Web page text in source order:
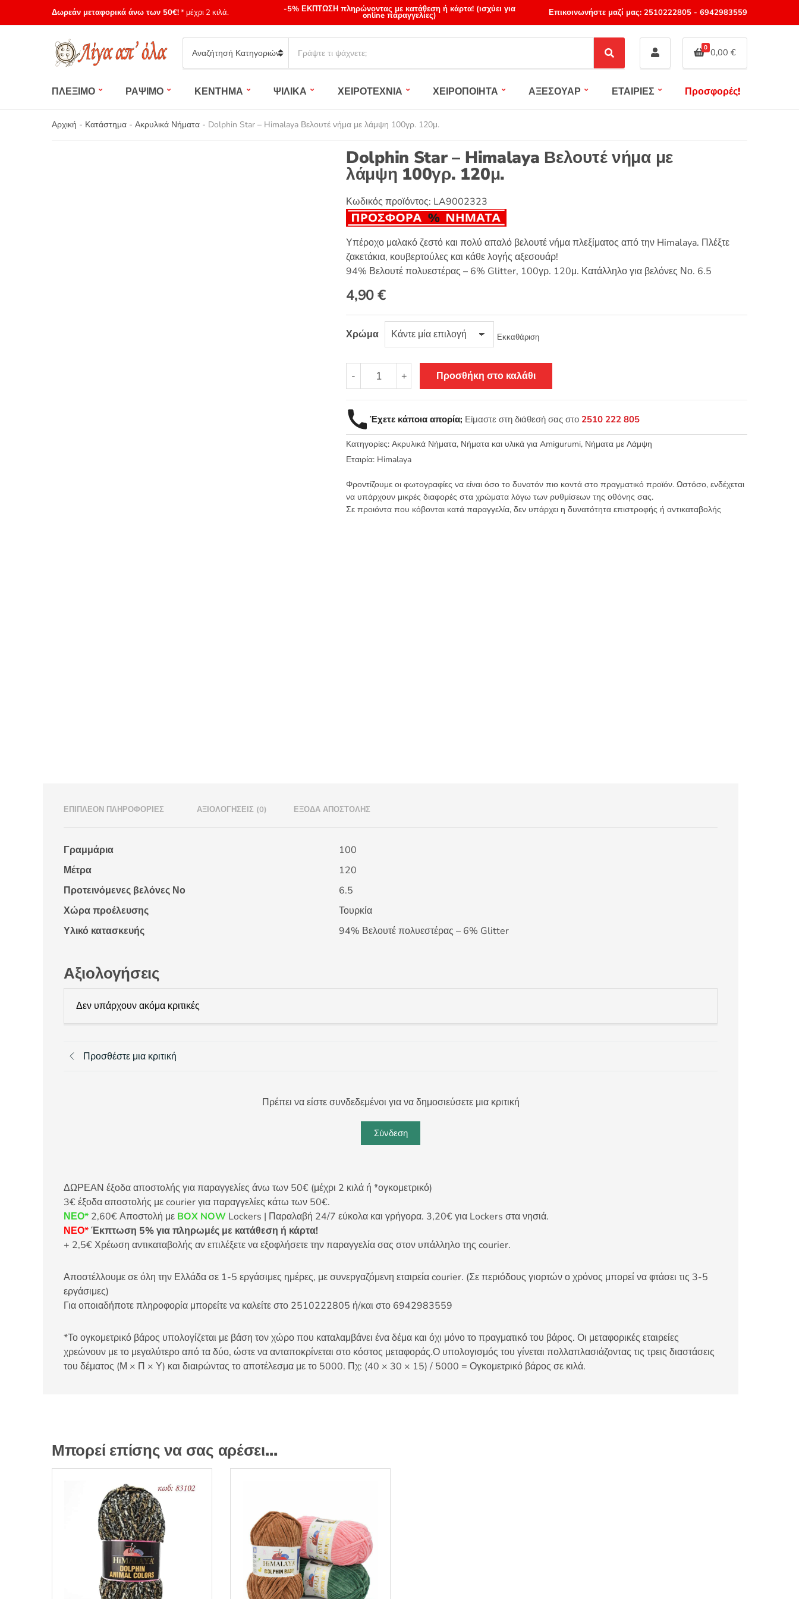
Δωρεάν μεταφορικά άνω των 50€!* μέχρι 2 κιλά. -5% ΕΚΠΤΩΣΗ πληρώνοντας με κατάθεση ή κάρτα! (ισχύει για
online παραγγελίες) Επικοινωνήστε μαζί μας: 2510222805- 6942983559
Category
name
a
c
h
p
S
e
c
0 0,00 €
ΠΛΕΞΙΜΟ ΡΑΨΙΜΟ ΚΕΝΤΗΜΑ ΨΙΛΙΚΑ ΧΕΙΡΟΤΕΧΝΙΑ ΧΕΙΡΟΠΟΙΗΤΑ ΑΞΕΣΟΥΑΡ ΕΤΑΙΡΙΕΣ Προσφορές!
Αρχική - Κατάστημα - Ακρυλικά Νήματα - Dolphin Star – Himalaya Βελουτέ νήμα με λάμψη 100γρ. 120μ.
Dolphin Star – Himalaya Βελουτέ νήμα με
λάμψη 100γρ. 120μ.
Κωδικός προϊόντος: LA9002323
Υπέροχο μαλακό ζεστό και πολύ απαλό βελουτέ νήμα πλεξίματος από την Himalaya. Πλέξτε
ζακετάκια, κουβερτούλες και κάθε λογής αξεσουάρ!
94% Βελουτέ πολυεστέρας – 6% Glitter, 100γρ. 120μ. Κατάλληλο για βελόνες Νο. 6.5
4,90€
Χρώμα Εκκαθάριση
-
Dolphin
Star
Βελουτέ
νήμα
με
λάμψη
120μ.
ποσότητα
+ Προσθήκη στο καλάθι
Έχετε κάποια απορία; Είμαστε στη διάθεσή σας στο 2510 222 805
Κατηγορίες: Ακρυλικά Νήματα, Νήματα και υλικά για Amigurumi, Νήματα με Λάμψη
Εταιρία: Himalaya
Φροντίζουμε οι φωτογραφίες να είναι όσο το δυνατόν πιο κοντά στο πραγματικό προϊόν. Ωστόσο, ενδέχεται
να υπάρχουν μικρές διαφορές στα χρώματα λόγω των ρυθμίσεων της οθόνης σας.
Σε προιόντα που κόβονται κατά παραγγελία, δεν υπάρχει η δυνατότητα επιστροφής ή αντικαταβολής
ΕΠΙΠΛΈΟΝ ΠΛΗΡΟΦΟΡΊΕΣ ΑΞΙΟΛΟΓΉΣΕΙΣ (0) ΈΞΟΔΑ ΑΠΟΣΤΟΛΉΣ
Γραμμάρια
100
Μέτρα
120
Προτεινόμενες βελόνες Νο
6.5
Χώρα προέλευσης
Τουρκία
Υλικό κατασκευής
94% Βελουτέ πολυεστέρας – 6% Glitter
Αξιολογήσεις
Δεν υπάρχουν ακόμα κριτικές
Προσθέστε μια κριτική
Πρέπει να είστε συνδεδεμένοι για να δημοσιεύσετε μια κριτική
Σύνδεση
ΔΩΡΕΑΝ έξοδα αποστολής για παραγγελίες άνω των 50€ (μέχρι 2 κιλά ή *ογκομετρικό)
3€ έξοδα αποστολής με courier για παραγγελίες κάτω των 50€.
ΝΕΟ* 2,60€ Αποστολή με BOX NOW Lockers | Παραλαβή 24/7 εύκολα και γρήγορα. 3,20€ για Lockers στα νησιά.
ΝΕΟ*Έκπτωση 5% για πληρωμές με κατάθεση ή κάρτα!
+ 2,5€ Χρέωση αντικαταβολής αν επιλέξετε να εξοφλήσετε την παραγγελία σας στον υπάλληλο της courier.
Αποστέλλουμε σε όλη την Ελλάδα σε 1-5 εργάσιμες ημέρες, με συνεργαζόμενη εταιρεία courier. (Σε περιόδους γιορτών ο χρόνος μπορεί να φτάσει τις 3-5
εργάσιμες)
Για οποιαδήποτε πληροφορία μπορείτε να καλείτε στο 2510222805 ή/και στο 6942983559
*Το ογκομετρικό βάρος υπολογίζεται με βάση τον χώρο που καταλαμβάνει ένα δέμα και όχι μόνο το πραγματικό του βάρος. Οι μεταφορικές εταιρείες
χρεώνουν με το μεγαλύτερο από τα δύο, ώστε να ανταποκρίνεται στο κόστος μεταφοράς.Ο υπολογισμός του γίνεται πολλαπλασιάζοντας τις τρεις διαστάσεις
του δέματος (Μ × Π × Υ) και διαιρώντας το αποτέλεσμα με το 5000. Πχ: (40 × 30 × 15) / 5000 = Ογκομετρικό βάρος σε κιλά.
Μπορεί επίσης να σας αρέσει…